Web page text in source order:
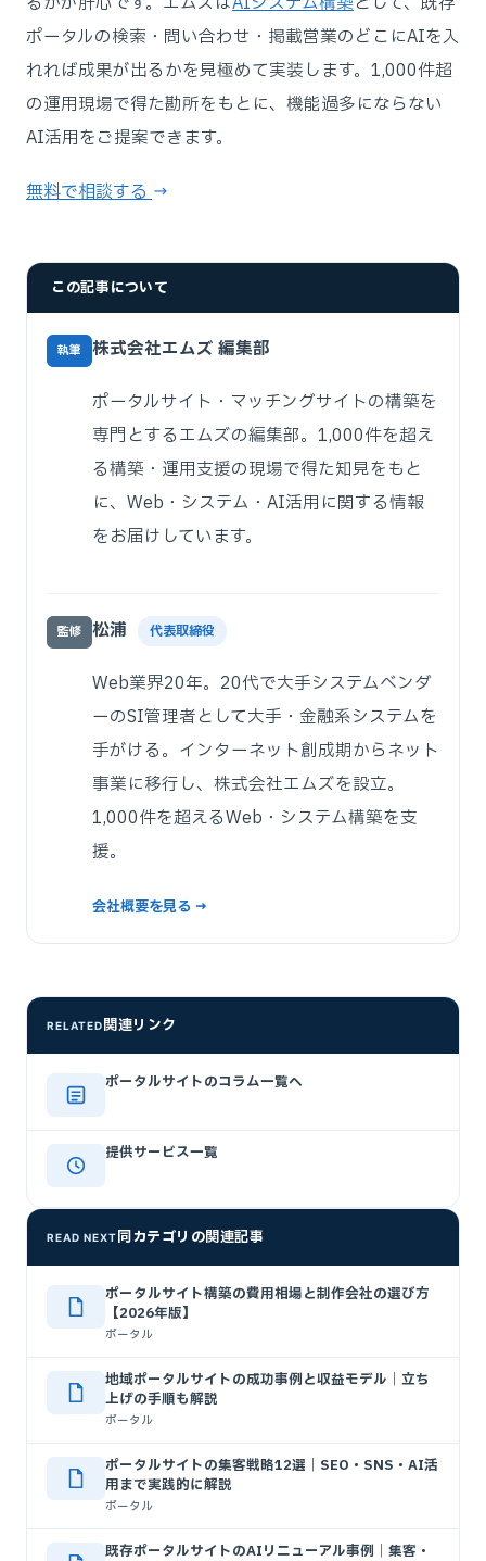
ポータルの検索・問い合わせ・掲載営業のどこにAIを入
れれば成果が出るかを見極めて実装します。1,000件超
の運用現場で得た勘所をもとに、機能過多にならない
AI活用をご提案できます。
無料で相談する →
この記事について
執筆 株式会社エムズ 編集部
ポータルサイト・マッチングサイトの構築を
専門とするエムズの編集部。1,000件を超え
る構築・運用支援の現場で得た知見をもと
に、Web・システム・AI活用に関する情報
をお届けしています。
監修 松浦 代表取締役
Web業界20年。20代で大手システムベンダ
ーのSI管理者として大手・金融系システムを
手がける。インターネット創成期からネット
事業に移行し、株式会社エムズを設立。
1,000件を超えるWeb・システム構築を支
援。
会社概要を見る →
RELATED関連リンク
ポータルサイトのコラム一覧へ
提供サービス一覧
READ NEXT同カテゴリの関連記事
ポータルサイト構築の費用相場と制作会社の選び方
【2026年版】
ポータル
地域ポータルサイトの成功事例と収益モデル｜立ち
上げの手順も解説
ポータル
ポータルサイトの集客戦略12選｜SEO・SNS・AI活
用まで実践的に解説
ポータル
既存ポータルサイトのAIリニューアル事例｜集客・